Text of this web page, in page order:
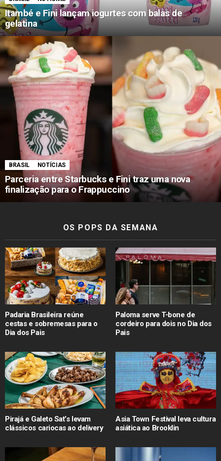
Itambé e Fini lançam iogurtes com balas de
gelatina
BRASIL NOTÍCIAS
Parceria entre Starbucks e Fini traz uma nova
finalização para o Frappuccino
OS POPS DA SEMANA
Padaria Brasileira reúne
cestas e sobremesas para o
Dia dos Pais
Paloma serve T-bone de
cordeiro para dois no Dia dos
Pais
Pirajá e Galeto Sat’s levam
clássicos cariocas ao delivery
Asia Town Festival leva cultura
asiática ao Brooklin